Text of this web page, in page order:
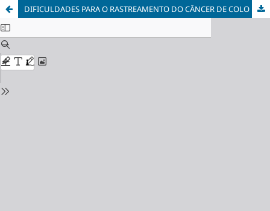
DIFICULDADES PARA O RASTREAMENTO DO CÂNCER DE COLO DE ÚTERO NA ATENÇÃO PRIMÁRIA À SAÚDE